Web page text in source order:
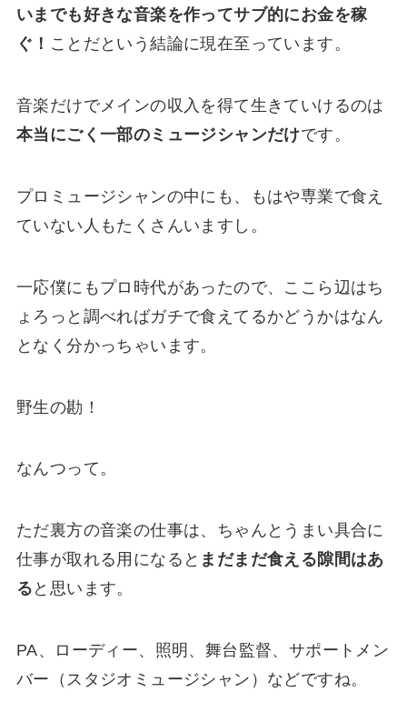
いまでも好きな音楽を作ってサブ的にお金を稼
ぐ！ ことだという結論に現在至っています。
音楽だけでメインの収入を得て生きていけるのは
本当にごく一部のミュージシャンだけです。
プロミュージシャンの中にも、もはや専業で食え
ていない人もたくさんいますし。
一応僕にもプロ時代があったので、ここら辺はち
ょろっと調べればガチで食えてるかどうかはなん
となく分かっちゃいます。
野生の勘！
なんつって。
ただ裏方の音楽の仕事は、ちゃんとうまい具合に
仕事が取れる用になると まだまだ食える隙間はあ
る と思います。
PA、ローディー、照明、舞台監督、サポートメン
バー（スタジオミュージシャン）などですね。